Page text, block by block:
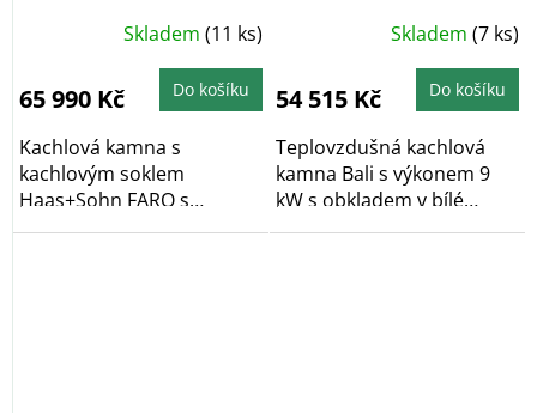
Skladem (11 ks)
65 990 Kč Do košíku
Kachlová kamna s
kachlovým soklem
Haas+Sohn FARO s
výkonem 6,3 kW ve
Skladem (7 ks)
54 515 Kč Do košíku
Teplovzdušná kachlová
kamna Bali s výkonem 9
kW s obkladem v bílé
barvě. Vytápěcí...